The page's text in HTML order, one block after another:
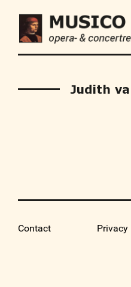
Judith
Contact Privacy